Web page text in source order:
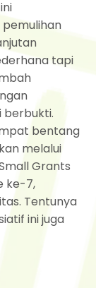
tapi
berbukti.
bentang
melalui
Grants
ke-7,
Tentunya
ini juga